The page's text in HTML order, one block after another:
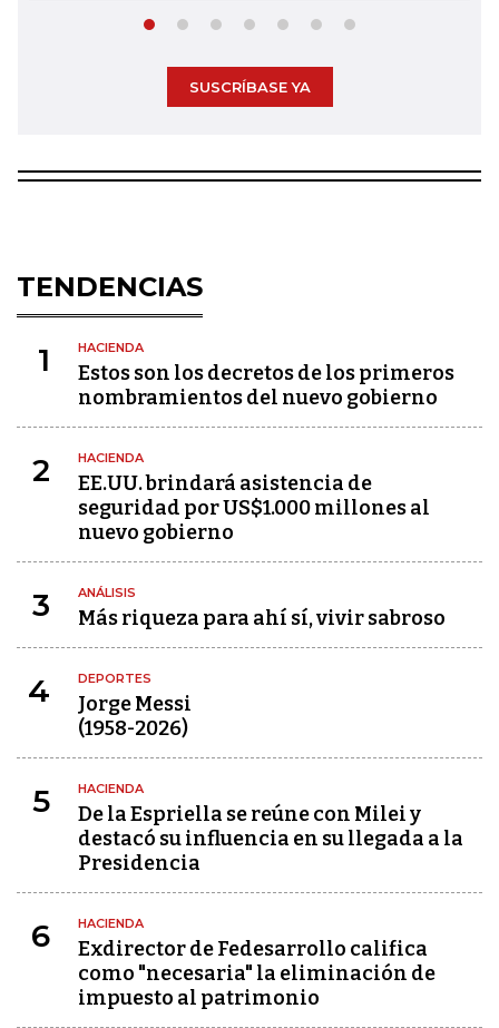
SUSCRÍBASE YA
TENDENCIAS
1 HACIENDA
Estos son los decretos de los primeros
nombramientos del nuevo gobierno
2 HACIENDA
EE.UU. brindará asistencia de
seguridad por US$1.000 millones al
nuevo gobierno
3 ANÁLISIS
Más riqueza para ahí sí, vivir sabroso
4 DEPORTES
Jorge Messi
(1958-2026)
5 HACIENDA
De la Espriella se reúne con Milei y
destacó su influencia en su llegada a la
Presidencia
6 HACIENDA
Exdirector de Fedesarrollo califica
como "necesaria" la eliminación de
impuesto al patrimonio